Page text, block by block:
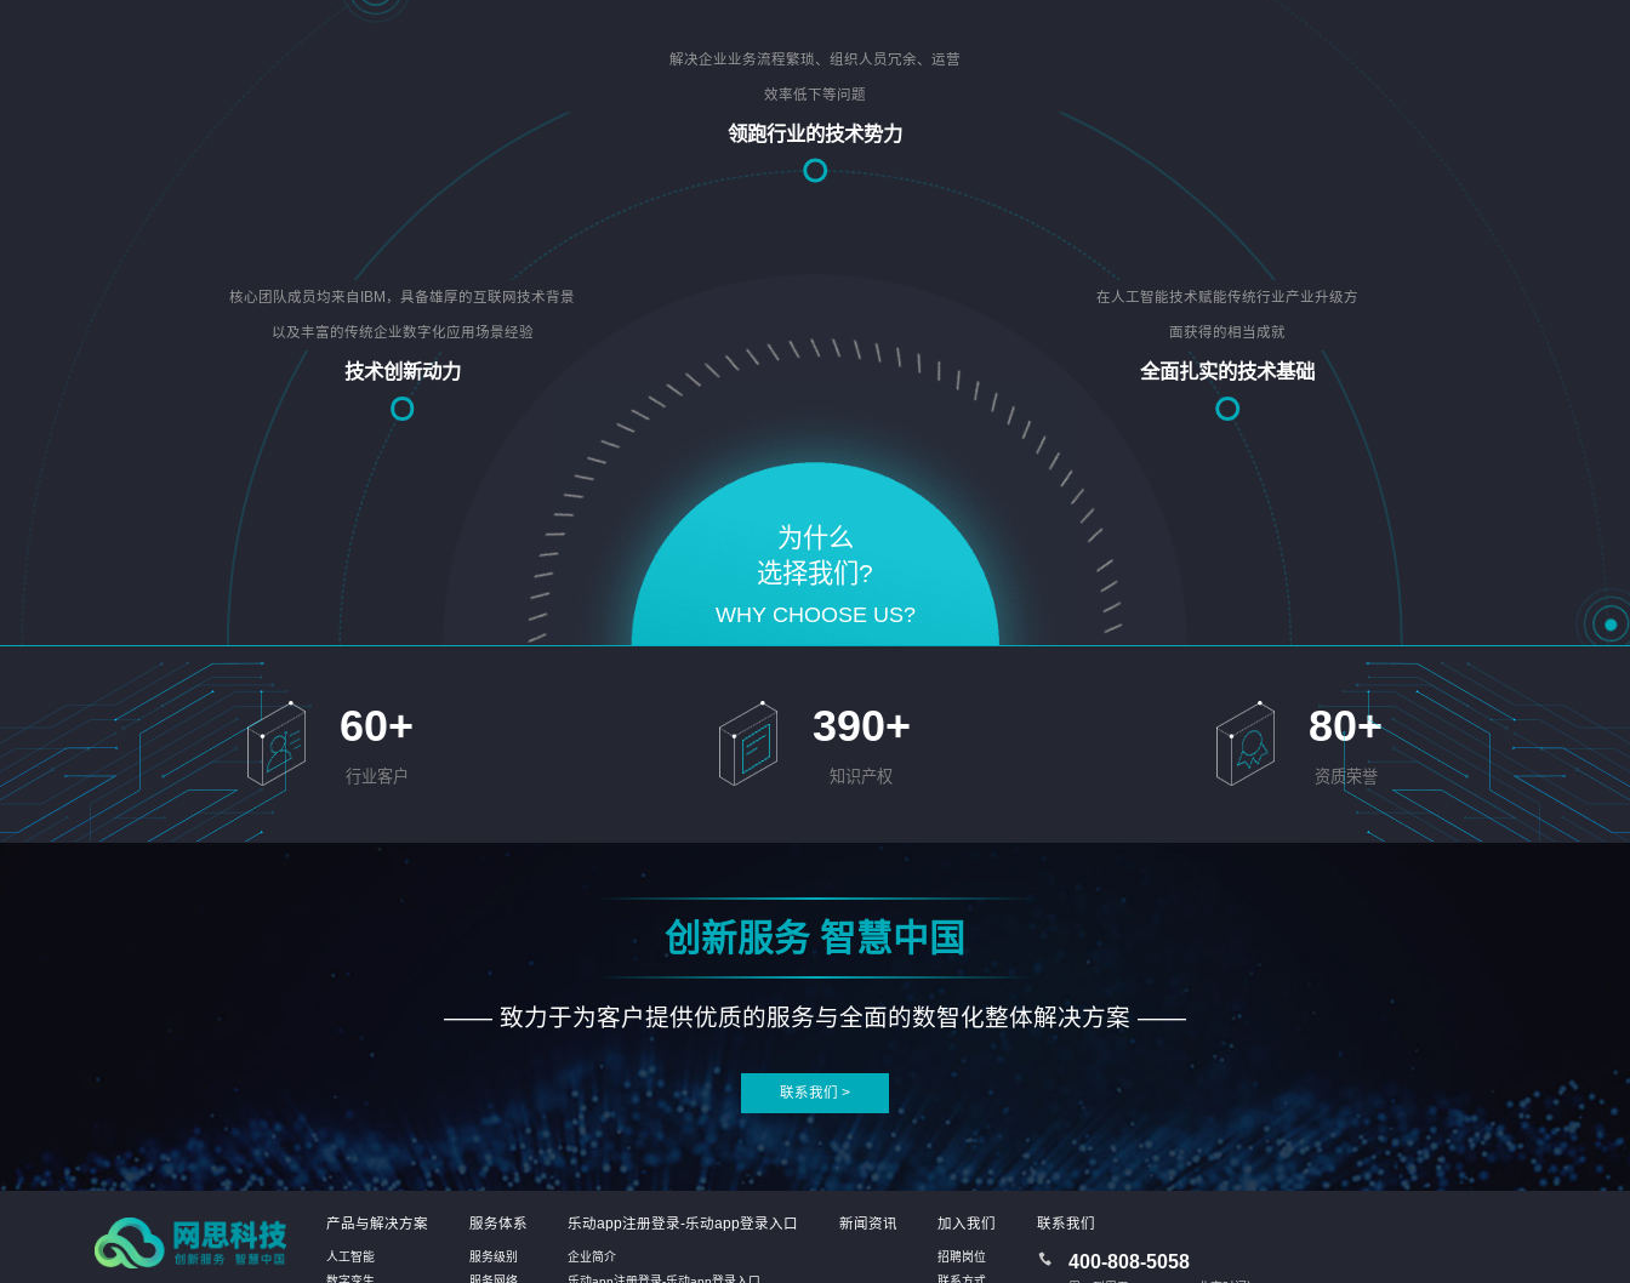
为什么
选择我们?
WHY CHOOSE US?
核心团队成员均来自IBM，具备雄厚的互联网技术背景
以及丰富的传统企业数字化应用场景经验
技术创新动力
解决企业业务流程繁琐、组织人员冗余、运营
效率低下等问题
领跑行业的技术势力
在人工智能技术赋能传统行业产业升级方
面获得的相当成就
全面扎实的技术基础
60+
行业客户
390+
知识产权
80+
资质荣誉
创新服务 智慧中国
—— 致力于为客户提供优质的服务与全面的数智化整体解决方案 ——
联系我们 >
产品与解决方案
人工智能
服务体系
服务级别
乐动app注册登录-乐动app登录入口
企业简介
新闻资讯 加入我们
招聘岗位
联系我们
400-808-5058